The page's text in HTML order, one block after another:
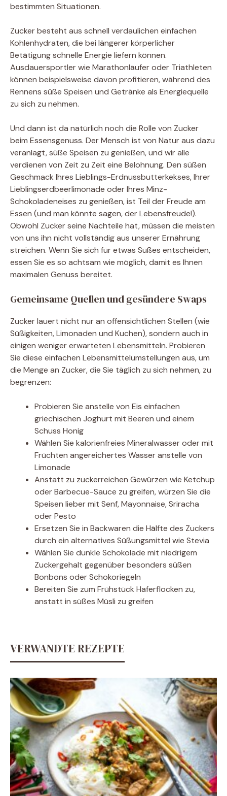
bestimmten Situationen.
Zucker besteht aus schnell verdaulichen einfachen
Kohlenhydraten, die bei längerer körperlicher
Betätigung schnelle Energie liefern können.
Ausdauersportler wie Marathonläufer oder Triathleten
können beispielsweise davon profitieren, während des
Rennens süße Speisen und Getränke als Energiequelle
zu sich zu nehmen.
Und dann ist da natürlich noch die Rolle von Zucker
beim Essensgenuss. Der Mensch ist von Natur aus dazu
veranlagt, süße Speisen zu genießen, und wir alle
verdienen von Zeit zu Zeit eine Belohnung. Den süßen
Geschmack Ihres Lieblings-Erdnussbutterkekses, Ihrer
Lieblingserdbeerlimonade oder Ihres Minz-
Schokoladeneises zu genießen, ist Teil der Freude am
Essen (und man könnte sagen, der Lebensfreude!).
Obwohl Zucker seine Nachteile hat, müssen die meisten
von uns ihn nicht vollständig aus unserer Ernährung
streichen. Wenn Sie sich für etwas Süßes entscheiden,
essen Sie es so achtsam wie möglich, damit es Ihnen
maximalen Genuss bereitet.
Gemeinsame Quellen und gesündere Swaps
Zucker lauert nicht nur an offensichtlichen Stellen (wie
Süßigkeiten, Limonaden und Kuchen), sondern auch in
einigen weniger erwarteten Lebensmitteln. Probieren
Sie diese einfachen Lebensmittelumstellungen aus, um
die Menge an Zucker, die Sie täglich zu sich nehmen, zu
begrenzen:
Probieren Sie anstelle von Eis einfachen
griechischen Joghurt mit Beeren und einem
Schuss Honig
Wählen Sie kalorienfreies Mineralwasser oder mit
Früchten angereichertes Wasser anstelle von
Limonade
Anstatt zu zuckerreichen Gewürzen wie Ketchup
oder Barbecue-Sauce zu greifen, würzen Sie die
Speisen lieber mit Senf, Mayonnaise, Sriracha
oder Pesto
Ersetzen Sie in Backwaren die Hälfte des Zuckers
durch ein alternatives Süßungsmittel wie Stevia
Wählen Sie dunkle Schokolade mit niedrigem
Zuckergehalt gegenüber besonders süßen
Bonbons oder Schokoriegeln
Bereiten Sie zum Frühstück Haferflocken zu,
anstatt in süßes Müsli zu greifen
VERWANDTE REZEPTE